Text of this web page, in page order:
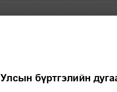
Улсын бүртгэлийн